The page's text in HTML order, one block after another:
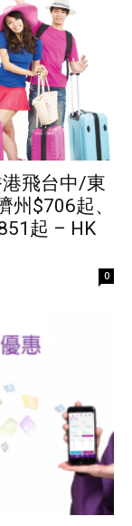
飛台中/東
$706起、
起 – HK
0